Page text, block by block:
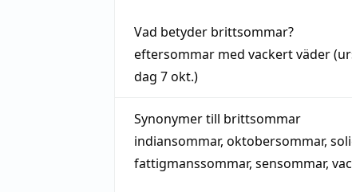
Vad betyder brittsommar?
eftersommar med vackertväder(
dag 7 okt.)
Synonymer till brittsommar
indiansommar, oktobersommar,
fattigmanssommar, sensommar,